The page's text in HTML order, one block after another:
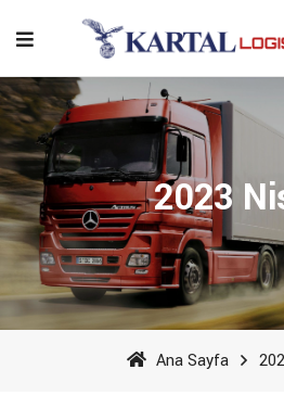
2023
Ana Sayfa